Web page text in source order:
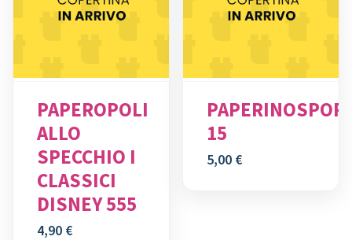
PAPEROPOLI
ALLO
SPECCHIO I
CLASSICI
DISNEY 555
4,90 €
15
5,00 €